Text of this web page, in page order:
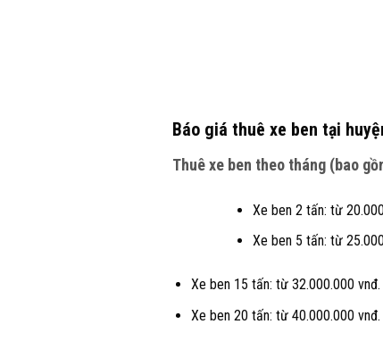
Báo giá thuê xe ben tại
Thuê xe ben theo tháng (bao
Xe ben 2 tấn: từ
Xe ben 5 tấn: từ
Xe ben 15 tấn: từ 32.000.000 vnđ.
Xe ben 20 tấn: từ 40.000.000 vnđ.